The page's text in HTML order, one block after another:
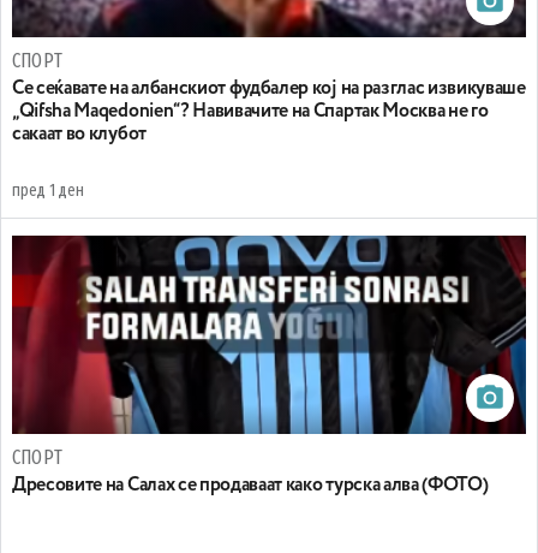
СПОРТ
Се сеќавате на албанскиот фудбалер кој на разглас извикуваше
„Qifsha Maqedonien“? Навивачите на Спартак Москва не го
сакаат во клубот
пред 1 ден
СПОРТ
Дресовите на Салах се продаваат како турска алва (ФОТО)